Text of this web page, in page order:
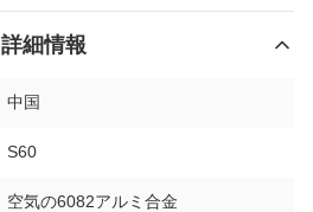
詳細情報
中国
S60
空気の6082アルミ合金